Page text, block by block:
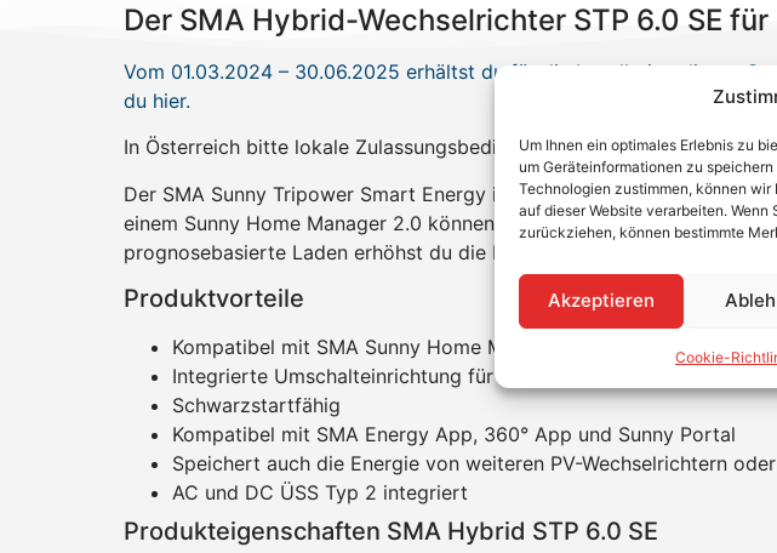
Um Ihnen ein optimales Erlebnis zu
um Geräteinformationen zu
Technologien zustimmen, können
auf dieser Website verarbeiten.
zurückziehen, können bestimmte
Akzeptieren
Cookie-
Der SMA Hybrid-Wechselrichter STP 6.0 SE
Vom 01.03.2024 – 30.06.2025 erhältst du für die Installation dieses
du hier.
In Österreich bitte lokale Zulassungsbedingungen überprüfen!
Der SMA Sunny Tripower Smart Energy ist ein Hybrid-
einem Sunny Home Manager 2.0 können hierbei neben der Batterie
prognosebasierte Laden erhöhst du die Effizienz des
Produktvorteile
Kompatibel mit SMA Sunny Home Manager 2.0
Integrierte Umschalteinrichtung für Ersatzstrom
Schwarzstartfähig
Kompatibel mit SMA Energy App, 360° App und Sunny Portal
Speichert auch die Energie von weiteren PV-Wechselrichtern
AC und DC ÜSS Typ 2 integriert
Produkteigenschaften SMA Hybrid STP 6.0 SE